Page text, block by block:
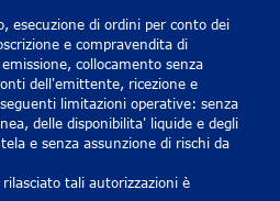
esecuzione di ordini per conto dei
e compravendita di
collocamento senza
dell'emittente, ricezione e
limitazioni operative: senza
delle disponibilita' liquide e degli
e senza assunzione di rischi da
tali autorizzazioni è